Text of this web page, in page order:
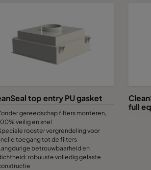
top entry PU gasket
gereedschap filters monteren,
veilig en snel
rooster vergrendeling voor
toegang tot de filters
betrouwbaarheid en
robuuste volledig gelaste
full